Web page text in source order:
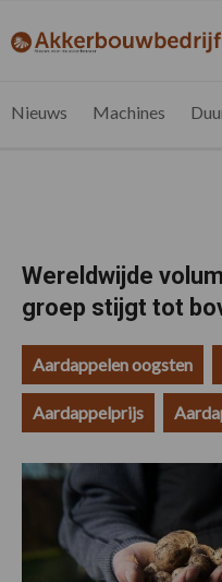
de
de
de
de
akkerbouwbedrijf.be
Nieuws
Nieuws Machines
Wereldwijde
groep stijgt tot
Aardappelen oogsten
Aardappelprijs